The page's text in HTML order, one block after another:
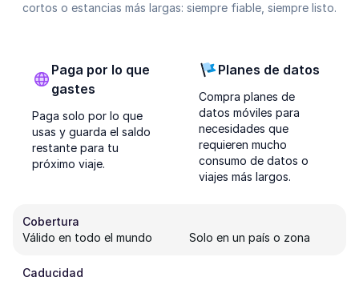
cortos o estancias más largas: siempre fiable, siempre listo.
Paga por lo que
gastes
Paga solo por lo que
usas y guarda el saldo
restante para tu
próximo viaje.
Planes de datos
Compra planes de
datos móviles para
necesidades que
requieren mucho
consumo de datos o
viajes más largos.
Cobertura
Válido en todo el mundo
Solo en un país o zona
Caducidad